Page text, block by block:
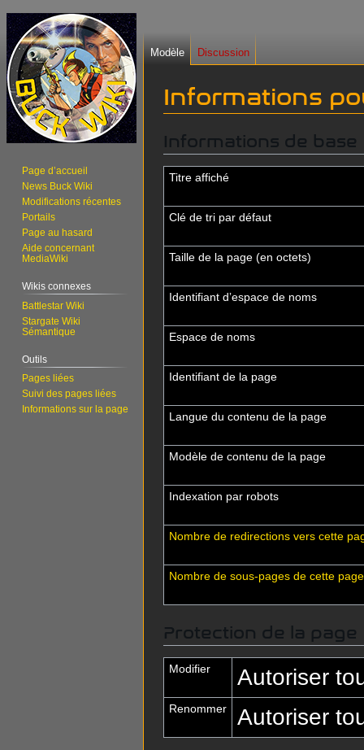
Informations
Aller
à
la
Aller
à
la
Informations de base
Titre affiché
Clé de tri par défaut
Taille de la page (en octets)
Identifiant dʼespace de noms
Espace de noms
Identifiant de la page
Langue du contenu de la page
Modèle de contenu de la page
Indexation par robots
Nombre de redirections vers cette
Nombre de sous-pages de cette page
Protection de la page
Modifier Autoriser
Renommer Autoriser
Modèle Discussion
Page d’accueil
News Buck Wiki
Modifications récentes
Portails
Page au hasard
Aide concernant
MediaWiki
Wikis connexes
Battlestar Wiki
Stargate Wiki
Sémantique
Outils
Pages liées
Suivi des pages liées
Informations sur la page